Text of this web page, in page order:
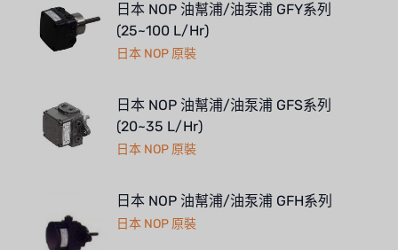
日本 NOP 油幫浦/油泵浦 GFY系列
(25~100 L/Hr)
日本 NOP 原裝
日本 NOP 油幫浦/油泵浦 GFS系列
(20~35 L/Hr)
日本 NOP 原裝
日本 NOP 油幫浦/油泵浦 GFH系列
日本 NOP 原裝